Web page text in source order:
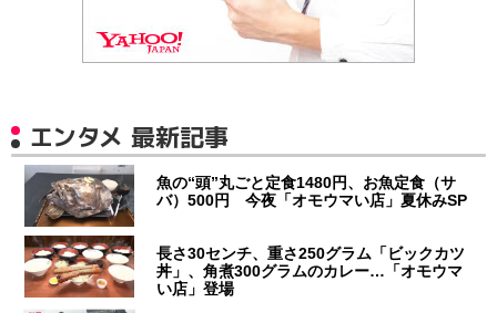
エンタメ 最新記事
魚の“頭”丸ごと定食1480円、お魚定食（サ
バ）500円 今夜「オモウマい店」夏休みSP
長さ30センチ、重さ250グラム「ビックカツ
丼」、角煮300グラムのカレー…「オモウマ
い店」登場